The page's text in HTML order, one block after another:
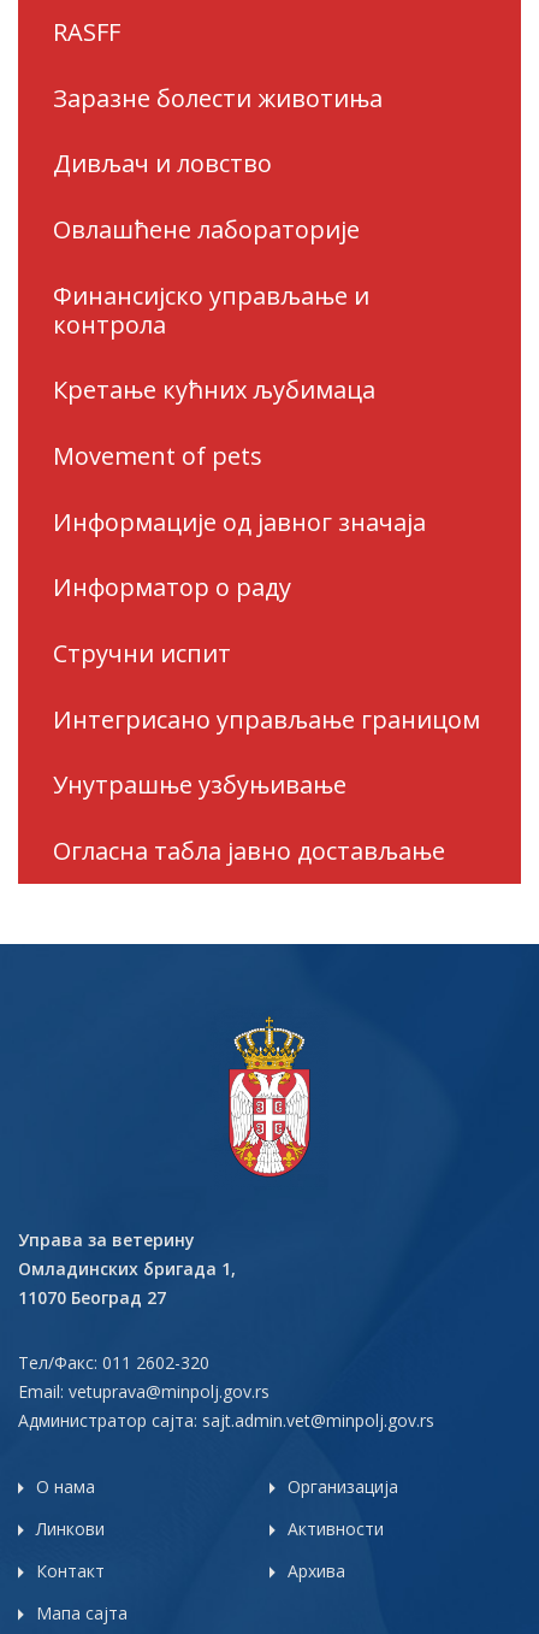
RASFF
Заразне болести животиња
Дивљач и ловство
Овлашћене лабораторије
Финансијско управљање и
контрола
Кретање кућних љубимаца
Movement of pets
Информације од јавног значаја
Информатор о раду
Стручни испит
Интегрисано управљање границом
Унутрашње узбуњивање
Огласна табла јавно достављање
Управа за ветерину
Омладинских бригада 1,
11070 Београд 27
Тел/Факс: 011 2602-320
Email: vetuprava@minpolj.gov.rs
Администратор сајта: sajt.admin.vet@minpolj.gov.rs
О нама
Организација
Линкови
Активности
Контакт
Архива
Мапа сајта